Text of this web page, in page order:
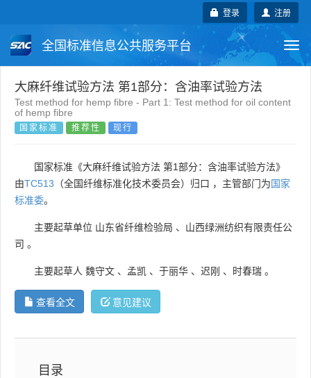
注册
登录
全国标准信息公共服务平台
国家标准 行业标准 地方标准
团体标准
大麻纤维试验方法 第1部分：含油率试验方法
Test method for hemp fibre - Part 1: Test method for oil content
of hemp fibre
国家标准 推荐性 现行
国家标准《大麻纤维试验方法 第1部分：含油率试验方法》
由TC513 （全国纤维标准化技术委员会）归口 ，主管部门为国家
标准委。
主要起草单位 山东省纤维检验局 、 山西绿洲纺织有限责任公
司 。
主要起草人 魏守文 、 孟凯 、 于丽华 、 迟刚 、 时春瑞 。
查看全文 意见建议
目录